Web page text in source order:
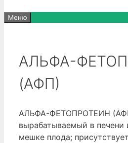
Меню
АЛЬФА-
(АФП)
АЛЬФА-ФЕТОПРОТЕИН
вырабатываемый в печени
мешке плода;